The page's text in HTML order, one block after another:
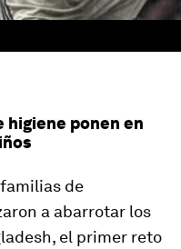
higiene ponen en
de
a abarrotar los
el primer reto